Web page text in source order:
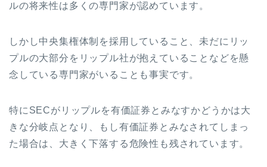
ルの将来性は多くの専門家が認めています。
しかし中央集権体制を採用していること、未だにリッ
プルの大部分をリップル社が抱えていることなどを懸
念している専門家がいることも事実です。
特に SECがリップルを有価証券とみなすかどうかは大
きな分岐点となり、
もし有価証券とみなされてしまっ
た場合は、大きく下落する危険性も残されています。